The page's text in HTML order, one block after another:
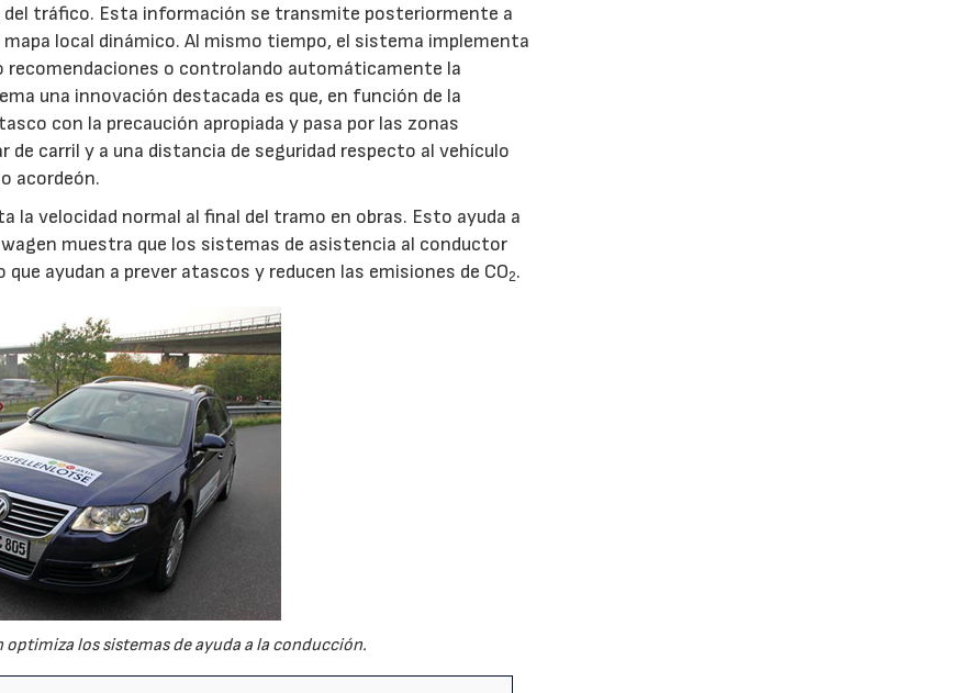
del tráfico. Esta información se transmite posteriormente a
local dinámico. Al mismo tiempo, el sistema implementa
recomendaciones o controlando automáticamente la
una innovación destacada es que, en función de la
con la precaución apropiada y pasa por las zonas
carril y a una distancia de seguridad respecto al vehículo
acordeón.
la velocidad normal al final del tramo en obras. Esto ayuda a
muestra que los sistemas de asistencia al conductor
ayudan a prever atascos y reducen las emisiones de CO2.
optimiza los sistemas de ayuda a la conducción.